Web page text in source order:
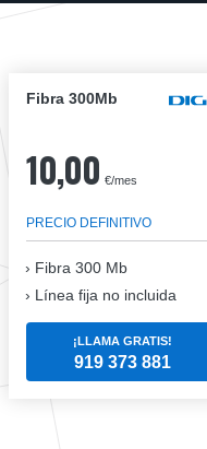
Fibra 300Mb
10,00 €/mes
PRECIO DEFINITIVO
Fibra 300 Mb
Línea fija no incluida
¡LLAMA GRATIS!
919 373 881